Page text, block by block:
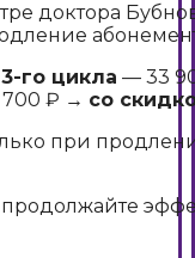
доктора
го цикла — 33
₽ → со
при